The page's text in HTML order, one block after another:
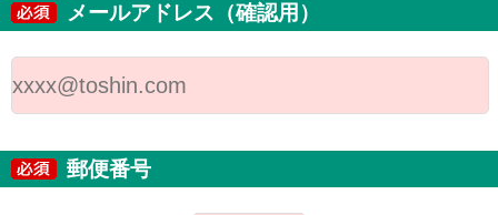
メールアドレス（確認用）
郵便番号